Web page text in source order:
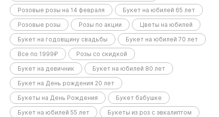
Розовые розы на 14 февраля
Букет на юбилей 65 лет
Розовые розы
Розы по акции
Цветы на юбилей
Букет на годовщину свадьбы
Букет на юбилей 70 лет
Все по 1999₽
Розы со скидкой
Букет на девичник
Букет на юбилей 80 лет
Букет на День рождения 20 лет
Букеты на День Рождения
Букет бабушке
Букет на юбилей 55 лет
Букеты из роз с эвкалиптом